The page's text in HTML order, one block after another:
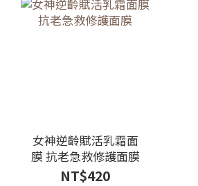
女神逆齡賦活乳霜面
膜 抗老急救修護面膜
NT$420